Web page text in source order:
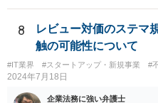
極的に課税方式を確認しなければ
められにくいのではないかと思
から本件法人設立の相談につい
いたと主張できる事情がある場合
るかと思います。 より詳細な検討
て法律相談されるとよいでしょう。
前の商事消滅時効、不法行為消滅
です。 ②相手方の報告要求につ
ょう。 ③すでに対応は完了して
的請求ないし措置がなされれば改
うに思われます。
8
レビュー対価のステマ
触の可能性について
#IT業界 #スタートアップ・新規事業 #
2024年7月18日
企業法務に強い弁護士